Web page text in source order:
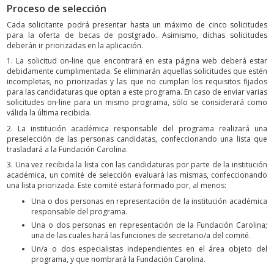
Proceso de selección
Cada solicitante podrá presentar hasta un máximo de cinco solicitudes
para la oferta de becas de postgrado. Asimismo, dichas solicitudes
deberán ir priorizadas en la aplicación.
1. La solicitud on-line que encontrará en esta página web deberá estar
debidamente cumplimentada. Se eliminarán aquellas solicitudes que estén
incompletas, no priorizadas y las que no cumplan los requisitos fijados
para las candidaturas que optan a este programa. En caso de enviar varias
solicitudes on-line para un mismo programa, sólo se considerará como
válida la última recibida.
2. La institución académica responsable del programa realizará una
preselección de las personas candidatas, confeccionando una lista que
trasladará a la Fundación Carolina.
3. Una vez recibida la lista con las candidaturas por parte de la institución
académica, un comité de selección evaluará las mismas, confeccionando
una lista priorizada. Este comité estará formado por, al menos:
Una o dos personas en representación de la institución académica
responsable del programa.
Una o dos personas en representación de la Fundación Carolina;
una de las cuales hará las funciones de secretario/a del comité.
Un/a o dos especialistas independientes en el área objeto del
programa, y que nombrará la Fundación Carolina.